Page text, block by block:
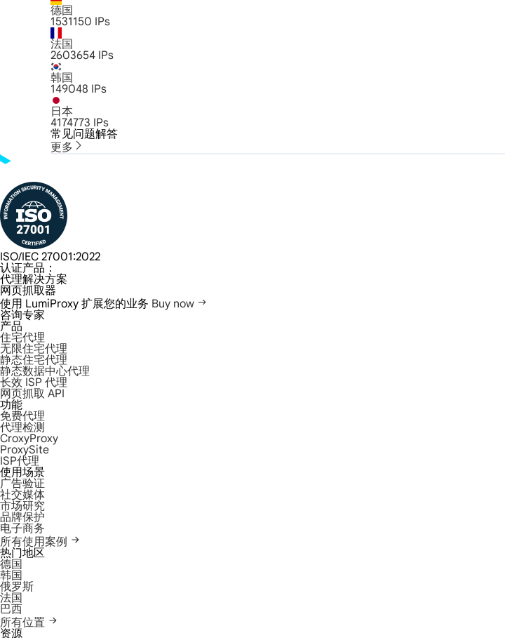
德国
1531150 IPs
法国
2603654 IPs
韩国
149048 IPs
日本
4174773 IPs
常见问题解答
更多
ISO/IEC 27001:2022
认证产品：
代理解决方案
网页抓取器
使用 LumiProxy 扩展您的业务 Buy now
咨询专家
产品
住宅代理
无限住宅代理
静态住宅代理
静态数据中心代理
长效 ISP 代理
网页抓取 API
功能
免费代理
代理检测
CroxyProxy
ProxySite
ISP代理
使用场景
广告验证
社交媒体
市场研究
品牌保护
电子商务
所有使用案例
热门地区
德国
韩国
俄罗斯
法国
巴西
所有位置
资源